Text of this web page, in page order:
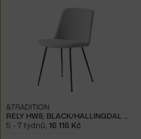
RELY HW8, BLACK/HALLINGDAL 110
&TRADITION
5 - 7 týdnů, 16 116 Kč